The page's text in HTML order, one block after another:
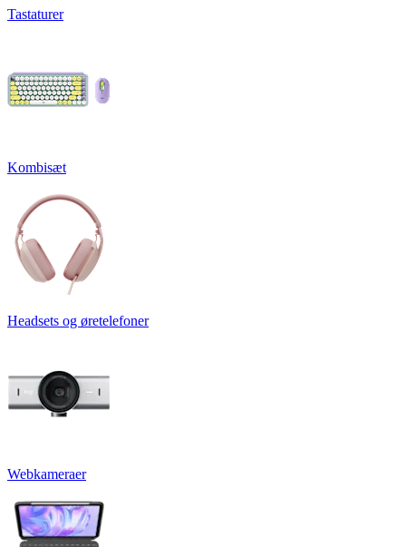
Tastaturer
Kombisæt
Headsets og øretelefoner
Webkameraer